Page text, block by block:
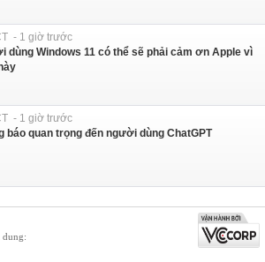
- 1 giờ trước
dùng Windows 11 có thể sẽ phải cảm ơn Apple vì
- 1 giờ trước
báo quan trọng đến người dùng ChatGPT
dung: